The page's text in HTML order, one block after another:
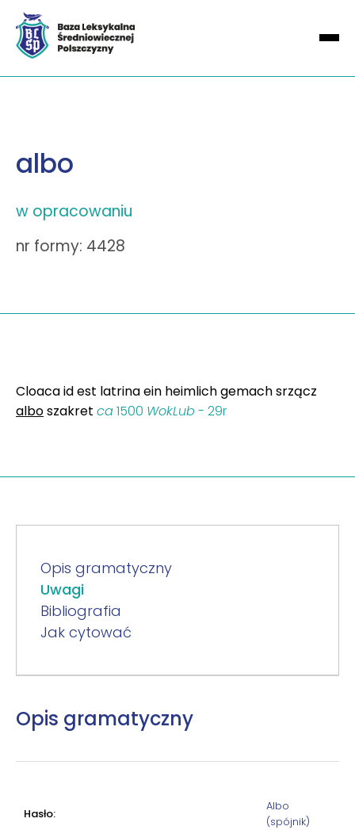
albo
w opracowaniu
nr formy: 4428
Cloaca id est latrina ein heimlich gemach srzącz
alboszakret ca1500 WokLub - 29r
Opis gramatyczny
Uwagi
Bibliografia
Jak cytować
Opis gramatyczny
Hasło:
Albo
(spójnik)